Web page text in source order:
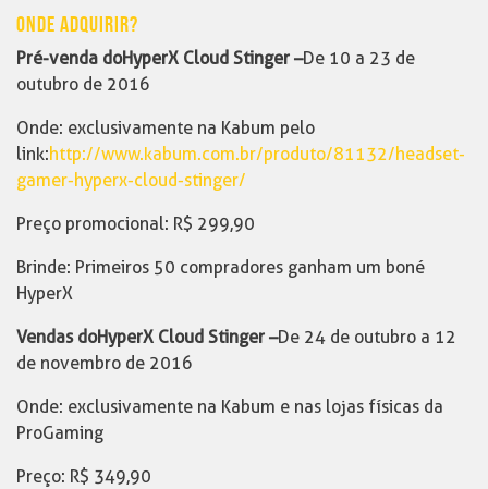
ONDE ADQUIRIR?
Pré-venda do HyperX Cloud Stinger –De 10 a 23 de
outubro de 2016
Onde: exclusivamente na Kabum pelo
link:http://www.kabum.com.br/produto/81132/headset-
gamer-hyperx-cloud-stinger/
Preço promocional: R$ 299,90
Brinde: Primeiros 50 compradores ganham um boné
HyperX
Vendas do HyperX Cloud Stinger –De 24 de outubro a 12
de novembro de 2016
Onde: exclusivamente na Kabum e nas lojas físicas da
ProGaming
Preço: R$ 349,90